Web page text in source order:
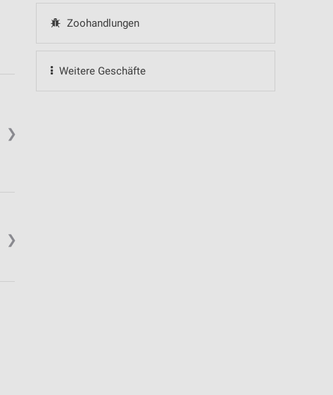
Zoohandlungen
Weitere Geschäfte
❯
❯